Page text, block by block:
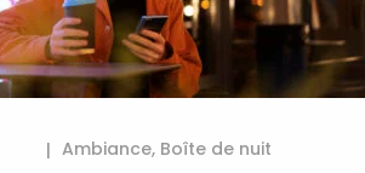
Ambiance, Boîte de nuit